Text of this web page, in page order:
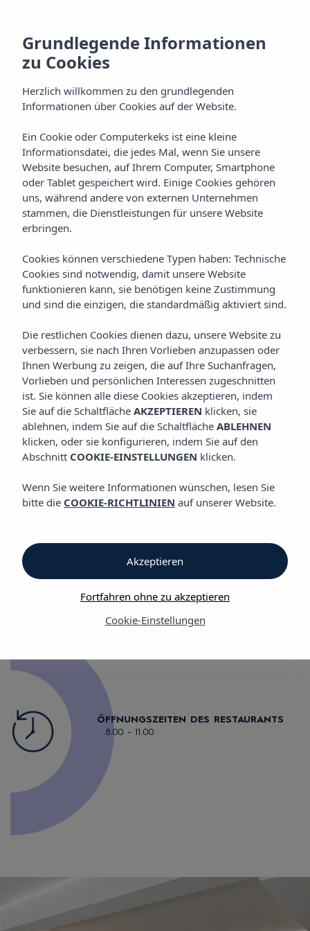
Kochkunst
Vibra Vila Hotel
Ibiza Ibiza-Stadt Vibra Vila Hotel KOCHKUNST
Kochkunst
Kochkunst
Vibra Vila Hotel
Besuchen Sie uns im Vibra Vila Hotel und genießen Sie unser
Angebot aus traditionellen Gerichten der Mittelmeerküche sowie
der italienischen und englischen Küche, damit Sie gestärkt und
Energie in den Tag und sind bereit für eine Entdeckungstour
der Insel.
Hotelregimes: Nur Unterkunft oder Frühstückspension.
ÖFFNUNGSZEITEN DES RESTAURANTS
8.00 - 11.00
Grundlegende Informationen
zu Cookies
Herzlich willkommen zu den grundlegenden
Informationen über Cookies auf der Website.
Ein Cookie oder Computerkeks ist eine kleine
Informationsdatei, die jedes Mal, wenn Sie unsere
Website besuchen, auf Ihrem Computer, Smartphone
oder Tablet gespeichert wird. Einige Cookies gehören
uns, während andere von externen Unternehmen
stammen, die Dienstleistungen für unsere Website
erbringen.
Cookies können verschiedene Typen haben: Technische
Cookies sind notwendig, damit unsere Website
funktionieren kann, sie benötigen keine Zustimmung
und sind die einzigen, die standardmäßig aktiviert sind.
Die restlichen Cookies dienen dazu, unsere Website zu
verbessern, sie nach Ihren Vorlieben anzupassen oder
Ihnen Werbung zu zeigen, die auf Ihre Suchanfragen,
Vorlieben und persönlichen Interessen zugeschnitten
ist. Sie können alle diese Cookies akzeptieren, indem
Sie auf die Schaltfläche AKZEPTIEREN klicken, sie
ablehnen, indem Sie auf die Schaltfläche ABLEHNEN
klicken, oder sie konfigurieren, indem Sie auf den
Abschnitt COOKIE-EINSTELLUNGEN klicken.
Wenn Sie weitere Informationen wünschen, lesen Sie
bitte die COOKIE-RICHTLINIEN auf unserer Website.
Cookie-Einstellungen
Fortfahren ohne zu akzeptieren
Akzeptieren